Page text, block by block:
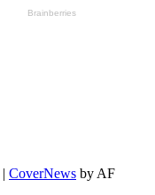
| CoverNews by AF